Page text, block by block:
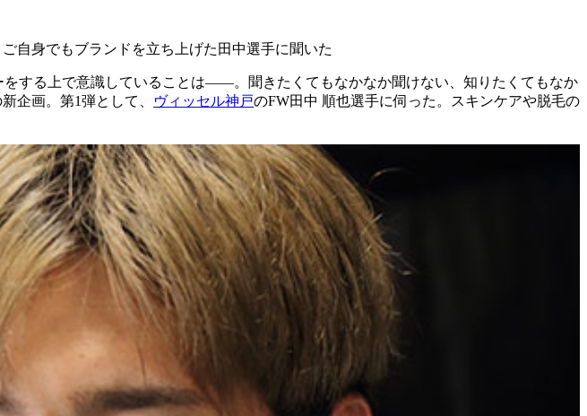
自身でもブランドを立ち上げた田中選手に聞いた
する上で意識していることは――。聞きたくてもなかなか聞けない、知りたくてもなか
企画。第1弾として、
ヴィッセル神戸のFW田中 順也選手に伺った。スキンケアや脱毛の